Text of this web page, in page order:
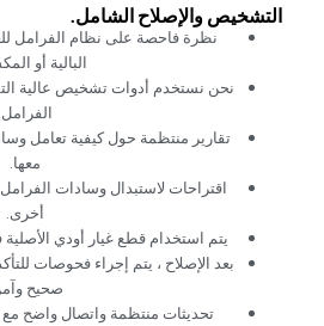
‏التشخيص والإصلاح الشامل.‏
‏نظرة فاحصة على نظام الفرامل
البالية أو
‏نحن نستخدم أدوات تشخيص عالية
الفرامل.‏
‏تقارير منتظمة حول كيفية تعامل
معها.‏
‏اقتراحات لاستبدال وسادات
أخرى.‏
‏يتم استخدام قطع غيار أودي
‏بعد الإصلاح ، يتم إجراء فحوصات
صحيح
‏تحديثات منتظمة واتصال واضح مع